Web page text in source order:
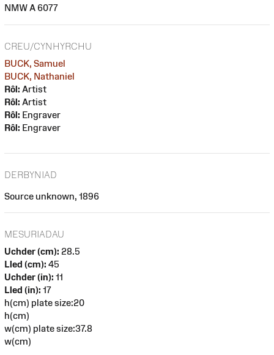
NMW A 6077
CREU/CYNHYRCHU
BUCK, Samuel
BUCK, Nathaniel
Rôl: Artist
Rôl: Artist
Rôl: Engraver
Rôl: Engraver
DERBYNIAD
Source unknown, 1896
MESURIADAU
Uchder (cm): 28.5
Lled (cm): 45
Uchder (in): 11
Lled (in): 17
h(cm) plate size:20
h(cm)
w(cm) plate size:37.8
w(cm)